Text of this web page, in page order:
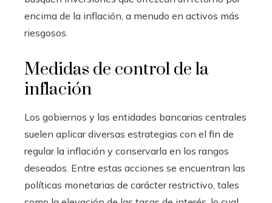
encima de la inflación, a menudo en activos más
riesgosos.
Medidas de control de la
inflación
Los gobiernos y las entidades bancarias centrales
suelen aplicar diversas estrategias con el fin de
regular la inflación y conservarla en los rangos
deseados. Entre estas acciones se encuentran las
políticas monetarias de carácter restrictivo, tales